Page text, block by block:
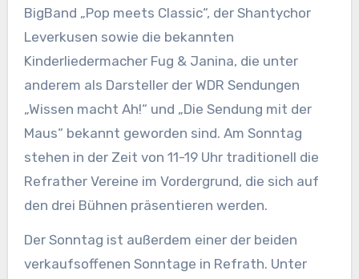
BigBand „Pop meets Classic“, der Shantychor
Leverkusen sowie die bekannten
Kinderliedermacher Fug & Janina, die unter
anderem als Darsteller der WDR Sendungen
„Wissen macht Ah!“ und „Die Sendung mit der
Maus“ bekannt geworden sind. Am Sonntag
stehen in der Zeit von 11-19 Uhr traditionell die
Refrather Vereine im Vordergrund, die sich auf
den drei Bühnen präsentieren werden.
Der Sonntag ist außerdem einer der beiden
verkaufsoffenen Sonntage in Refrath. Unter